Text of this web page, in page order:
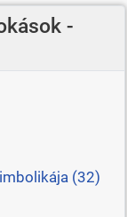
-
(32)